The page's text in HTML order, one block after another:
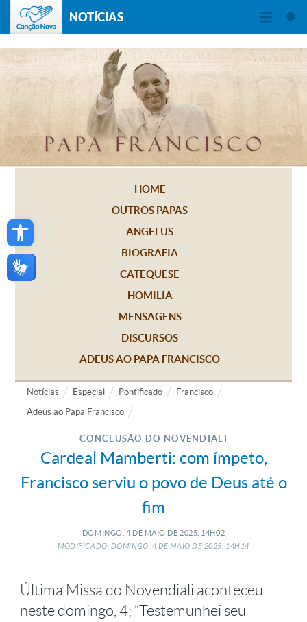
Open toolbar
NOTÍCIAS
HOME
OUTROS PAPAS
ANGELUS
BIOGRAFIA
CATEQUESE
HOMILIA
MENSAGENS
DISCURSOS
ADEUS AO PAPA FRANCISCO
Notícias Especial Pontificado
Francisco
Adeus ao Papa Francisco
CONCLUSÃO DO NOVENDIALI
Cardeal Mamberti: com ímpeto,
Francisco serviu o povo de Deus até o
fim
DOMINGO, 4 DE MAIO DE 2025, 14H02
MODIFICADO: DOMINGO, 4 DEMAIO DE 2025, 14H14
Última Missa do Novendiali aconteceu
neste domingo, 4; “Testemunhei seu